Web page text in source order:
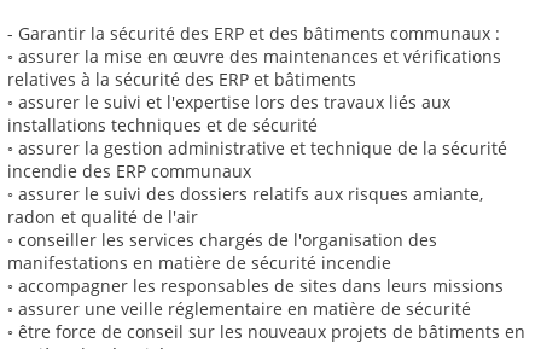
- Garantir la sécurité des ERP et des bâtiments communaux :
◦ assurer la mise en œuvre des maintenances et vérifications
relatives à la sécurité des ERP et bâtiments
◦ assurer le suivi et l'expertise lors des travaux liés aux
installations techniques et de sécurité
◦ assurer la gestion administrative et technique de la sécurité
incendie des ERP communaux
◦ assurer le suivi des dossiers relatifs aux risques amiante,
radon et qualité de l'air
◦ conseiller les services chargés de l'organisation des
manifestations en matière de sécurité incendie
◦ accompagner les responsables de sites dans leurs missions
◦ assurer une veille réglementaire en matière de sécurité
◦ être force de conseil sur les nouveaux projets de bâtiments en